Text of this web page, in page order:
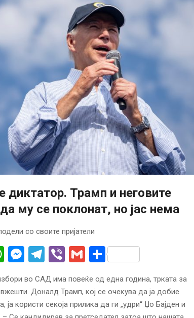
диктатор. Трамп и неговите
му се поклонат, но јас нема
со своите пријатели
WhatsApp
Messenger
Telegram
ViberGmailShare
во САД има повеќе од една година, трката за
Доналд Трамп, кој се очекува да ја добие
ја користи секоја прилика да ги „удри“ Џо Бајден и